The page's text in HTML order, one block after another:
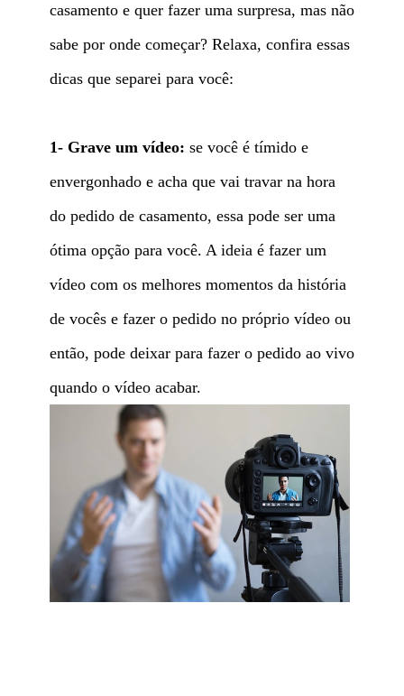
casamento e quer fazer uma surpresa, mas não
sabe por onde começar? Relaxa, confira essas
dicas que separei para você:
1- Grave um vídeo: se você é tímido e
envergonhado e acha que vai travar na hora
do pedido de casamento, essa pode ser uma
ótima opção para você. A ideia é fazer um
vídeo com os melhores momentos da história
de vocês e fazer o pedido no próprio vídeo ou
então, pode deixar para fazer o pedido ao vivo
quando o vídeo acabar.